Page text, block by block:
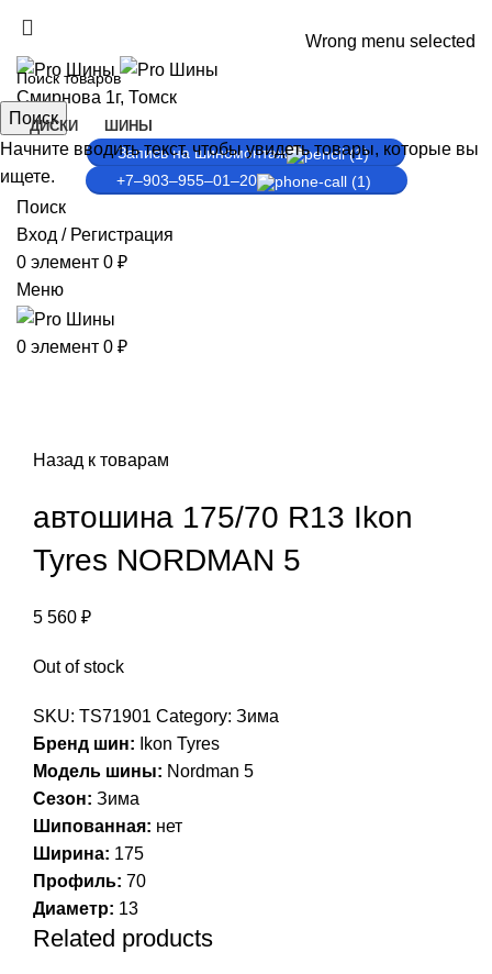
Wrong menu selected
Смирнова 1г, Томск
ДИСКИ ШИНЫ
Запись на шиномонтаж
+7‒903‒955‒01‒20
Поиск
Вход / Регистрация
0 элемент 0 ₽
Меню
0 элемент 0 ₽
Назад к товарам
автошина 175/70 R13 Ikon
Tyres NORDMAN 5
5 560 ₽
Out of stock
SKU: TS71901 Category: Зима
Бренд шин
Ikon Tyres
Модель шины
Nordman 5
Сезон Зима
Шипованная нет
Ширина 175
Профиль 70
Диаметр 13
Related products
Поиск
Начните вводить текст, чтобы увидеть товары, которые вы
ищете.